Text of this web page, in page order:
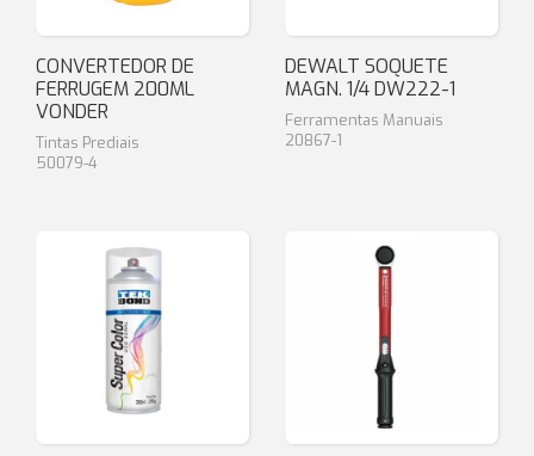
CONVERTEDOR DE
FERRUGEM 200ML
VONDER
Tintas Prediais
50079-4
DEWALT SOQUETE
MAGN. 1/4 DW222-1
Ferramentas Manuais
20867-1